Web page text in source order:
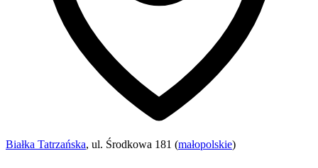
Białka Tatrzańska, ul. Środkowa 181 (małopolskie)